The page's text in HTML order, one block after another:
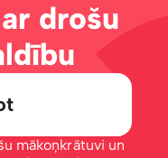
drošu
mākoņkrātuvi un